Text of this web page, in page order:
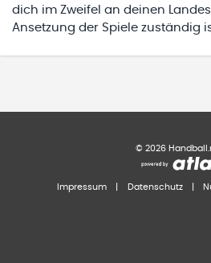
dich im Zweifel an deinen
Ansetzung der Spiele zuständig
© 2026
Impressum Datenschutz